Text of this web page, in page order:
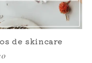
de skincare